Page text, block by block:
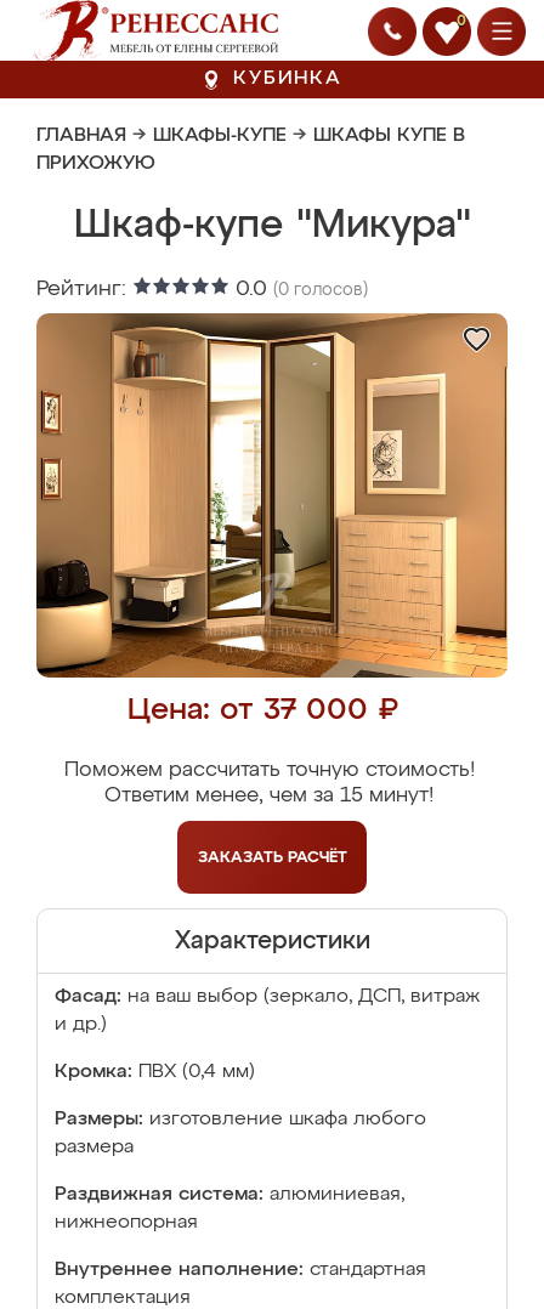
0
КУБИНКА
ГЛАВНАЯ → ШКАФЫ-КУПЕ → ШКАФЫ КУПЕ В
ПРИХОЖУЮ
Шкаф-купе "Микура"
Рейтинг: 0.0 (0 голосов)
Цена: от 37 000 ₽
Поможем рассчитать точную стоимость!
Ответим менее, чем за 15 минут!
ЗАКАЗАТЬ РАСЧЁТ
Характеристики
Фасад: на ваш выбор (зеркало, ДСП, витраж
и др.)
Кромка: ПВХ (0,4 мм)
Размеры: изготовление шкафа любого
размера
Раздвижная система: алюминиевая,
нижнеопорная
Внутреннее наполнение: стандартная
комплектация